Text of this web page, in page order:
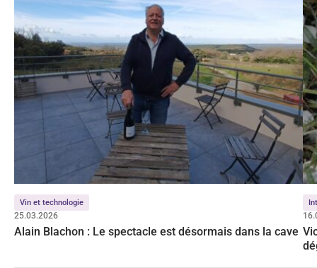
Vin et technologie
25.03.2026
Alain Blachon : Le spectacle est désormais dans la cave